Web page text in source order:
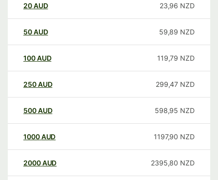
20AUD 23,96 NZD
50AUD 59,89 NZD
100AUD 119,79 NZD
250AUD 299,47 NZD
500AUD 598,95 NZD
1000AUD 1197,90 NZD
2000AUD 2395,80 NZD